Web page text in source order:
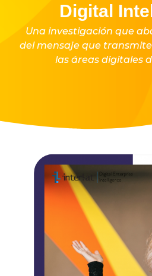
Digital
Una investigación que
del mensaje que
las áreas digitales